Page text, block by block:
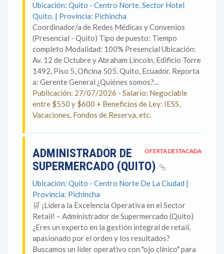
Ubicación: Quito - Centro Norte. Sector Hotel
Quito. | Provincia: Pichincha
Coordinador/a de Redes Médicas y Convenios
(Presencial - Quito) Tipo de puesto: Tiempo
completo Modalidad: 100% Presencial Ubicación:
Av. 12 de Octubre y Abraham Lincoln, Edificio Torre
1492, Piso 5, Oficina 505. Quito, Ecuador. Reporta
a: Gerente General ¿Quiénes somos?...
Publicación: 27/07/2026 - Salario: Negociable
entre $550 y $600 + Beneficios de Ley: IESS,
Vacaciones, Fondos de Reserva, etc.
OFERTA DESTACADA
ADMINISTRADOR DE
SUPERMERCADO (QUITO)
Ubicación: Quito - Centro Norte De La Ciudad |
Provincia: Pichincha
🛒 ¡Lidera la Excelencia Operativa en el Sector
Retail! – Administrador de Supermercado (Quito)
¿Eres un experto en la gestión integral de retail,
apasionado por el orden y los resultados?
Buscamos un líder operativo con "ojo clínico" para